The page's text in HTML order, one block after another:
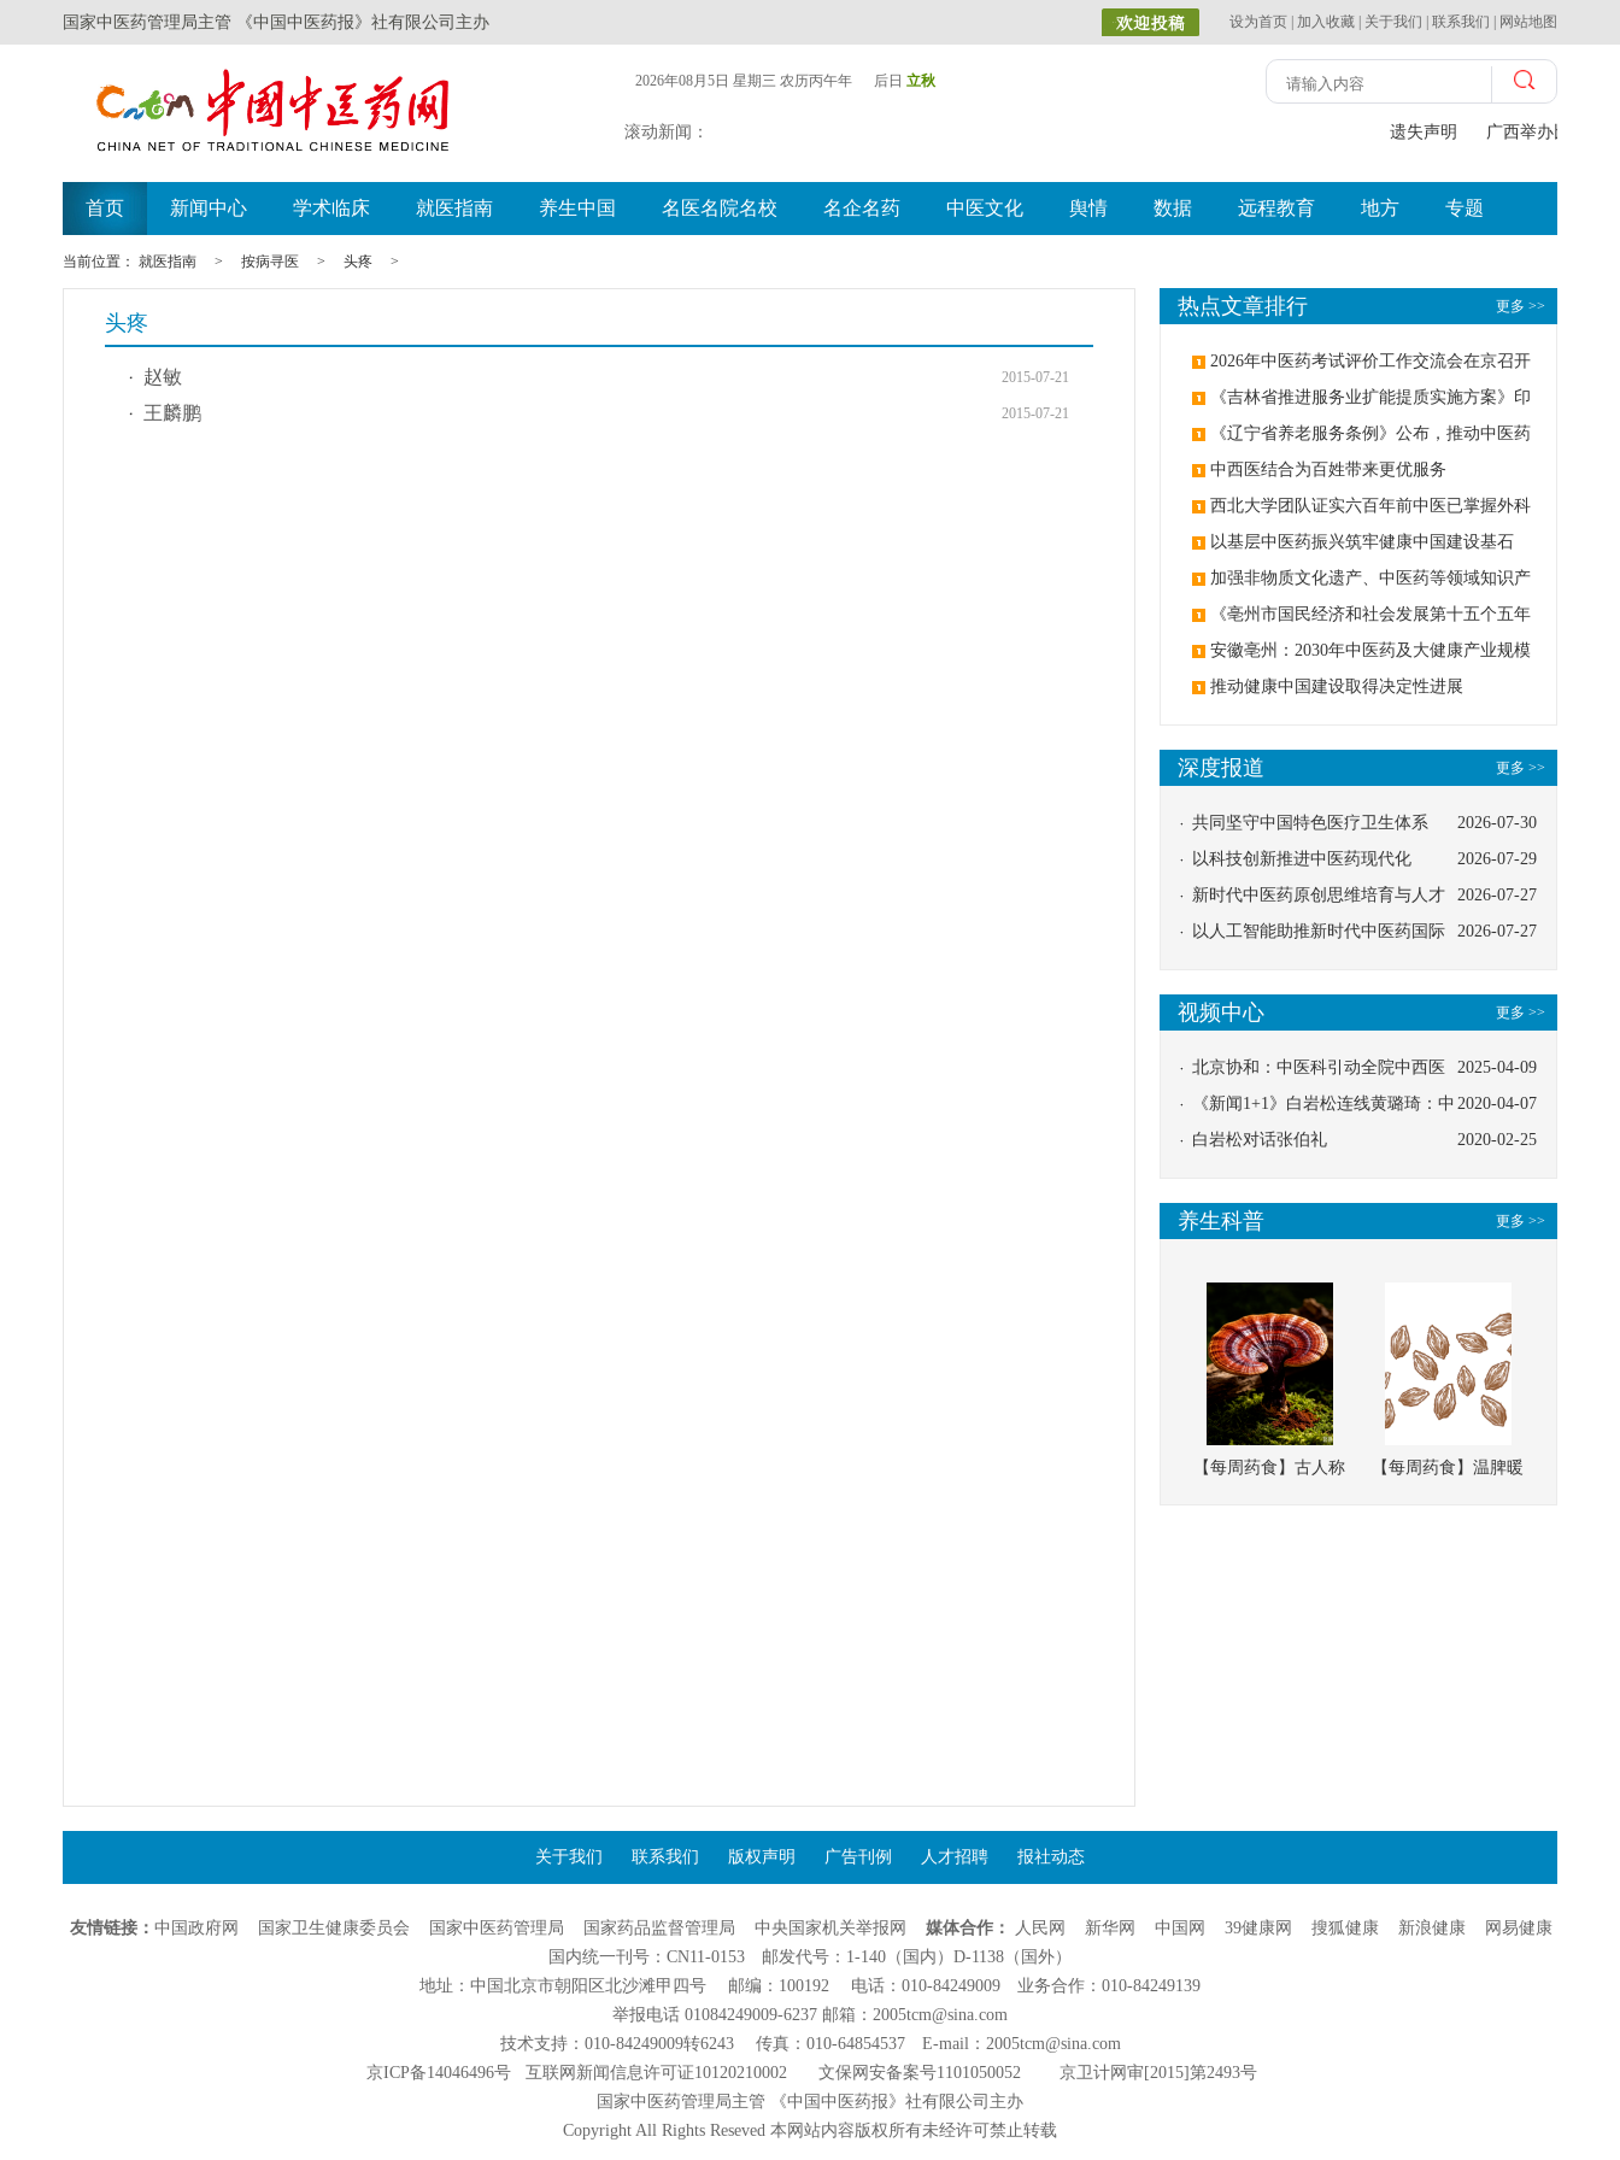
国家中医药管理局主管 《中国中医药报》社有限公司主办 设为首页 加入收藏 关于我们 联系我们 网站地图
2026年08月5日 星期三 农历丙午年 后日 立秋
滚动新闻： 遗失声明 广西举办比赛探
首页 新闻中心 学术临床 就医指南 养生中国 名医名院名校 名企名药 中医文化 舆情 数据 远程教育 地方 专题
当前位置： 就医指南 > 按病寻医 > 头疼 >
头疼
2015-07-21
赵敏
2015-07-21
王麟鹏
更多 >>
热点文章排行
2026年中医药考试评价工作交流会在京召开
《吉林省推进服务业扩能提质实施方案》印
发：创建中医类国家医学中心
《辽宁省养老服务条例》公布，推动中医药
与养老融合发展
中西医结合为百姓带来更优服务
西北大学团队证实六百年前中医已掌握外科
麻醉技术
以基层中医药振兴筑牢健康中国建设基石
加强非物质文化遗产、中医药等领域知识产
权保护《亳州市国民经济和社会发展第十五个五年
规划纲要》印发
安徽亳州：2030年中医药及大健康产业规模
3000亿元
推动健康中国建设取得决定性进展
更多 >>
深度报道
2026-07-30
共同坚守中国特色医疗卫生体系
2026-07-29
以科技创新推进中医药现代化
2026-07-27
新时代中医药原创思维培育与人才
发展路径探索
2026-07-27
以人工智能助推新时代中医药国际
更多 >>
视频中心
2025-04-09
北京协和：中医科引动全院中西医
协同
2020-04-07
《新闻1+1》白岩松连线黄璐琦：中
医救治的临床效果
2020-02-25
白岩松对话张伯礼
更多 >>
养生科普
【每周药食】古人称
【每周药食】温脾暖
关于我们 联系我们 版权声明 广告刊例 人才招聘 报社动态
友情链接： 中国政府网 国家卫生健康委员会 国家中医药管理局 国家药品监督管理局 中央国家机关举报网 媒体合作： 人民网 新华网 中国网 39健康网 搜狐健康 新浪健康
网易健康
国内统一刊号：CN11-0153 邮发代号：1-140（国内）D-1138（国外）
地址：中国北京市朝阳区北沙滩甲四号 邮编：100192 电话：010-84249009 业务合作：010-84249139
举报电话 01084249009-6237 邮箱：2005tcm@sina.com
技术支持：010-84249009转6243 传真：010-64854537 E-mail：2005tcm@sina.com
京ICP备14046496号
互联网新闻信息许可证10120210002文保网安备案号1101050052 京卫计网审[2015]第2493号
国家中医药管理局主管 《中国中医药报》社有限公司主办
Copyright All Rights Reseved 本网站内容版权所有未经许可禁止转载